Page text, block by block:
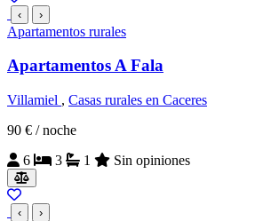
‹ ›
Apartamentos rurales
Apartamentos A Fala
Villamiel , Casas rurales en Caceres
90 € / noche
6
3 1 Sin opiniones
‹ ›